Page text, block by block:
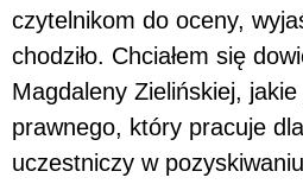
czytelnikom do oceny,
chodziło. Chciałem się
Magdaleny Zielińskiej,
prawnego, który pracuje
uczestniczy w